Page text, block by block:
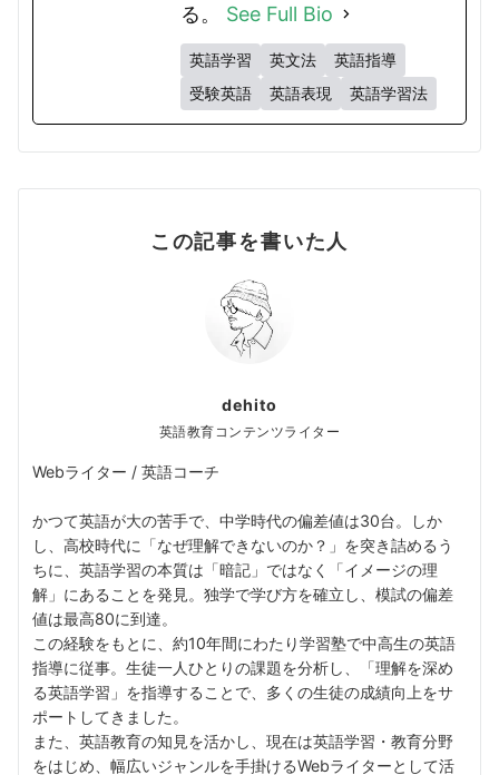
る。 See Full Bio
英語学習 英文法
英語指導
受験英語
英語表現 英語学習法
この記事を書いた人
dehito
英語教育コンテンツライター
Webライター / 英語コーチ
かつて英語が大の苦手で、中学時代の偏差値は30台。しか
し、高校時代に「なぜ理解できないのか？」を突き詰めるう
ちに、英語学習の本質は「暗記」ではなく「イメージの理
解」にあることを発見。独学で学び方を確立し、模試の偏差
値は最高80に到達。
この経験をもとに、約10年間にわたり学習塾で中高生の英語
指導に従事。生徒一人ひとりの課題を分析し、「理解を深め
る英語学習」を指導することで、多くの生徒の成績向上をサ
ポートしてきました。
また、英語教育の知見を活かし、現在は英語学習・教育分野
をはじめ、幅広いジャンルを手掛けるWebライターとして活